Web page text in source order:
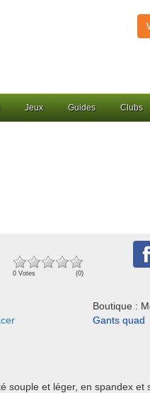
Jeux Guides Clubs
0 Votes (0)
Boutique :
Gants quad
souple et léger, en spandex et